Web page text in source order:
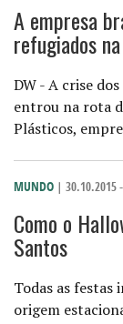
A empresa
refugiados
DW - A crise
entrou na rota
Plásticos,
MUNDO | 30.10.2015
Como o
Santos
Todas as
origem